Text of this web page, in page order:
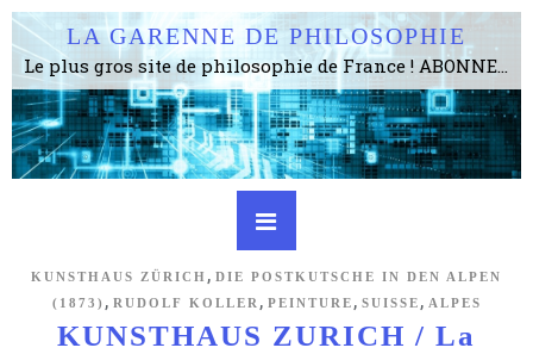
LA GARENNE DE PHILOSOPHIE
Le plus gros site de philosophie de France ! ABONNEZ-VOUS ! 4115 Articles, 1634 abonné·e·s, depuis 2006 . . . . . . . . 2 852 214 pages vues jusqu'à présent. Prestance et être apte à un plus grand nombre de choses.
KUNSTHAUS ZÜRICH , DIE POSTKUTSCHE IN DEN ALPEN
(1873) , RUDOLF KOLLER , PEINTURE , SUISSE , ALPES
KUNSTHAUS ZURICH / La